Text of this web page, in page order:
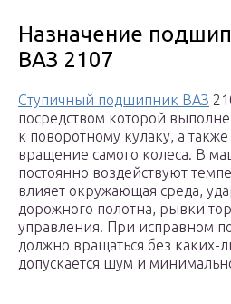
Назначение
ВАЗ 2107
Ступичный подшипник ВАЗ
посредством которой
к поворотному кулаку, а также
вращение самого колеса. В
постоянно воздействуют
влияет окружающая среда,
дорожного полотна, рывки
управления. При исправном
должно вращаться без каких-
допускается шум и